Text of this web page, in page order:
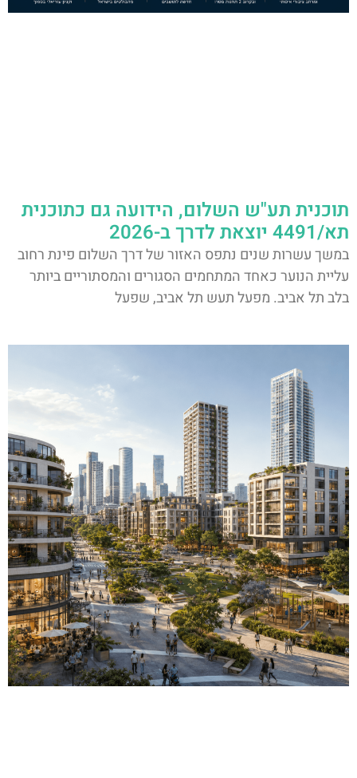
תוכנית תע"ש השלום, הידועה גם כתוכנית
תא/4491 יוצאת לדרך ב-2026
במשך עשרות שנים נתפס האזור של דרך השלום פינת רחוב
עליית הנוער כאחד המתחמים הסגורים והמסתוריים ביותר
בלב תל אביב. מפעל תעש תל אביב, שפעל